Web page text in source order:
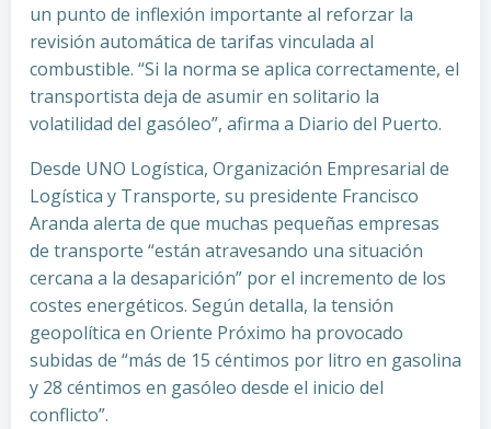
un punto de inflexión importante al reforzar la
revisión automática de tarifas vinculada al
combustible. “Si la norma se aplica correctamente, el
transportista deja de asumir en solitario la
volatilidad del gasóleo”, afirma a Diario del Puerto.
Desde UNO Logística, Organización Empresarial de
Logística y Transporte, su presidente Francisco
Aranda alerta de que muchas pequeñas empresas
de transporte “están atravesando una situación
cercana a la desaparición” por el incremento de los
costes energéticos. Según detalla, la tensión
geopolítica en Oriente Próximo ha provocado
subidas de “más de 15 céntimos por litro en gasolina
y 28 céntimos en gasóleo desde el inicio del
conflicto”.